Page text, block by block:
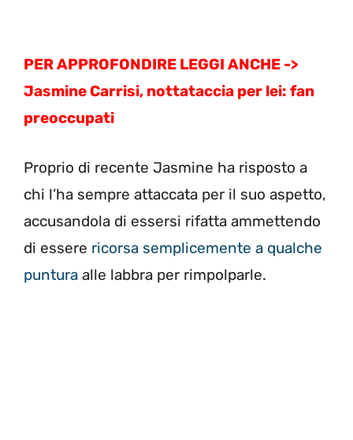
PER APPROFONDIRE LEGGI ANCHE ->
Jasmine Carrisi, nottataccia per lei: fan
preoccupati
Proprio di recente Jasmine ha risposto a
chi l’ha sempre attaccata per il suo aspetto,
accusandola di essersi rifatta ammettendo
di essere ricorsa semplicemente a qualche
puntura alle labbra per rimpolparle.